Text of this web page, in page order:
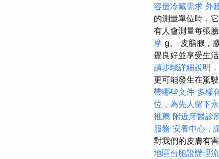
容量冷藏需求 外
的測量單位時，
有人會測量每張
摩 g。 皮脂腺，
覺良好並享受生
請步驟詳細說明
更可能發生在駕
帶哪些文件 多樣
位，為先人留下
推薦 附近牙醫診
服務 安養中心，
對我們的皮膚有
地區台胞證辦理